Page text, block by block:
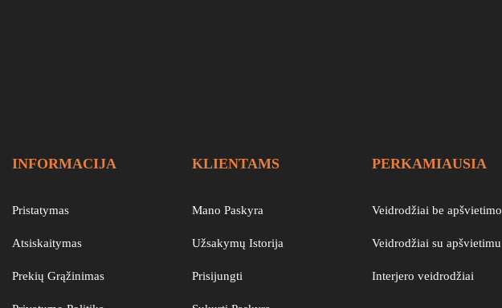
INFORMACIJA
Pristatymas
Atsiskaitymas
Prekių Grąžinimas
KLIENTAMS
Mano Paskyra
Užsakymų Istorija
Prisijungti
PERKAMIAUSIA
Veidrodžiai be apšvietimo
Veidrodžiai su apšvietimu
Interjero veidrodžiai